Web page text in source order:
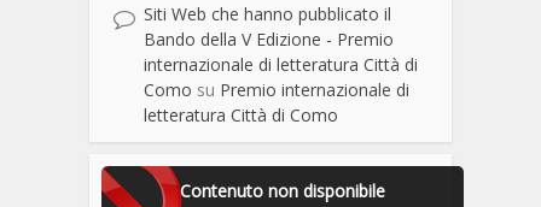
Siti Web che hanno pubblicato il
Bando della V Edizione - Premio
internazionale di letteratura Città di
Como su Premio internazionale di
letteratura Città di Como
Contenuto non disponibile